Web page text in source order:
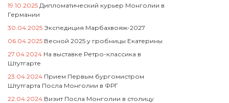
19.10.2025 Дипломатический курьер Монголии в
Германии
30.04.2025 Экспедиция Марбахвояж-2027
06.04.2025 Весной 2025 у гробницы Екатерины
27.04.2024 На выставке Ретро-классика в
Штутгарте
23.04.2024 Прием Первым бургомистром
Штутгарта Посла Монголии в ФРГ
22.04.2024 Визит Посла Монголии в столицу